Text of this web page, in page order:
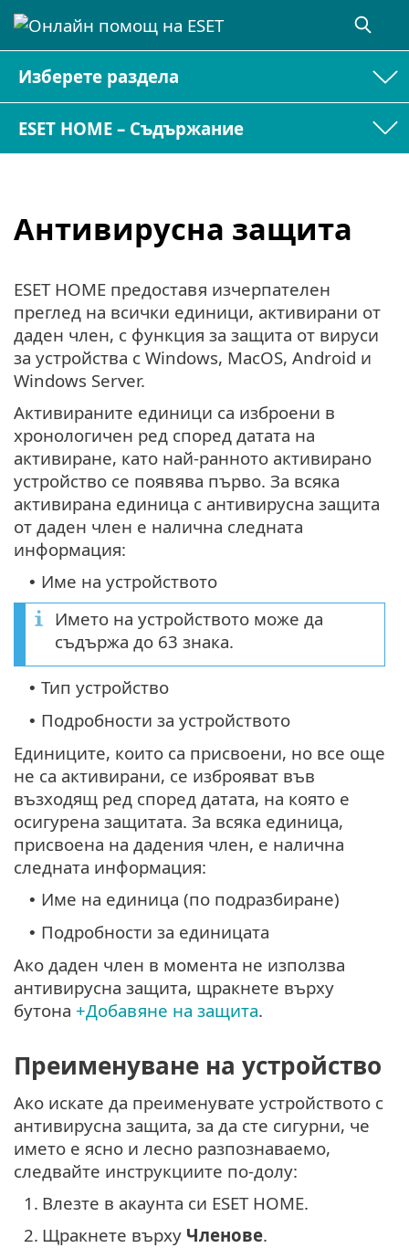
Изберете раздела
ESET HOME – Съдържание
Антивирусна защита
ESET HOME предоставя изчерпателен
преглед на всички единици, активирани от
даден член, с функция за защита от вируси
за устройства с Windows, MacOS, Android и
Windows Server.
Активираните единици са изброени в
хронологичен ред според датата на
активиране, като най-ранното активирано
устройство се появява първо. За всяка
активирана единица с антивирусна защита
от даден член е налична следната
информация:
• Име на устройството
Името на устройството може да
съдържа до 63 знака.
• Тип устройство
• Подробности за устройството
Единиците, които са присвоени, но все още
не са активирани, се изброяват във
възходящ ред според датата, на която е
осигурена защитата. За всяка единица,
присвоена на дадения член, е налична
следната информация:
• Име на единица (по подразбиране)
• Подробности за единицата
Ако даден член в момента не използва
антивирусна защита, щракнете върху
бутона +Добавяне на защита.
Преименуване на устройство
Ако искате да преименувате устройството с
антивирусна защита, за да сте сигурни, че
името е ясно и лесно разпознаваемо,
следвайте инструкциите по-долу:
1. Влезте в акаунта си ESET HOME.
2. Щракнете върху Членове.